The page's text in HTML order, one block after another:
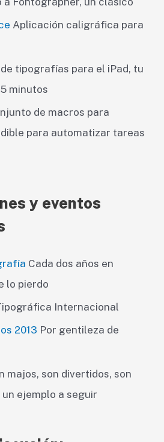
Aplicación caligráfica para
tipografías para el iPad, tu
minutos
de macros para
para automatizar tareas
y eventos
Cada dos años en
lo pierdo
Internacional
2013 Por gentileza de
majos, son divertidos, son
ejemplo a seguir